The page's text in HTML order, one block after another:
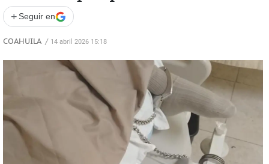
+ Seguir en
COAHUILA / 14 abril 2026 15:18